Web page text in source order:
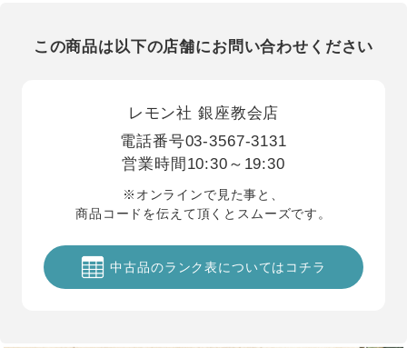
この商品は以下の店舗にお問い合わせください
レモン社 銀座教会店
電話番号03-3567-3131
営業時間 10:30～19:30
※オンラインで見た事と、
商品コードを伝えて頂くとスムーズです。
中古品のランク表についてはコチラ